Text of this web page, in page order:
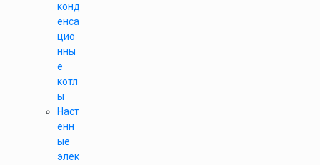
конд
енса
цио
нны
е
котл
ы
Наст
енн
ые
элек